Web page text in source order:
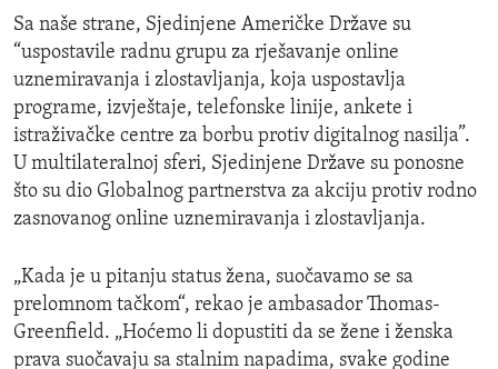
Sa naše strane, Sjedinjene Američke Države su
“uspostavile radnu grupu za rješavanje online
uznemiravanja i zlostavljanja, koja uspostavlja
programe, izvještaje, telefonske linije, ankete i
istraživačke centre za borbu protiv digitalnog nasilja”.
U multilateralnoj sferi, Sjedinjene Države su ponosne
što su dio Globalnog partnerstva za akciju protiv rodno
zasnovanog online uznemiravanja i zlostavljanja.
„Kada je u pitanju status žena, suočavamo se sa
prelomnom tačkom“, rekao je ambasador Thomas-
Greenfield. „Hoćemo li dopustiti da se žene i ženska
prava suočavaju sa stalnim napadima, svake godine